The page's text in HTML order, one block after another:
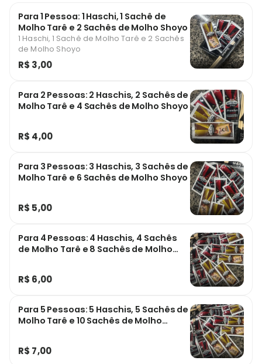
Para 1 Pessoa: 1 Haschi, 1 Sachê de
Molho Tarê e 2 Sachês de Molho Shoyo
1 Haschi, 1 Sachê de Molho Tarê e 2 Sachês
de Molho Shoyo
R$ 3,00
Para 2 Pessoas: 2 Haschis, 2 Sachês de
Molho Tarê e 4 Sachês de Molho Shoyo
R$ 4,00
Para 3 Pessoas: 3 Haschis, 3 Sachês de
Molho Tarê e 6 Sachês de Molho Shoyo
R$ 5,00
Para 4 Pessoas: 4 Haschis, 4 Sachês
de Molho Tarê e 8 Sachês de Molho
R$ 6,00
Para 5 Pessoas: 5 Haschis, 5 Sachês de
Molho Tarê e 10 Sachês de Molho
R$ 7,00